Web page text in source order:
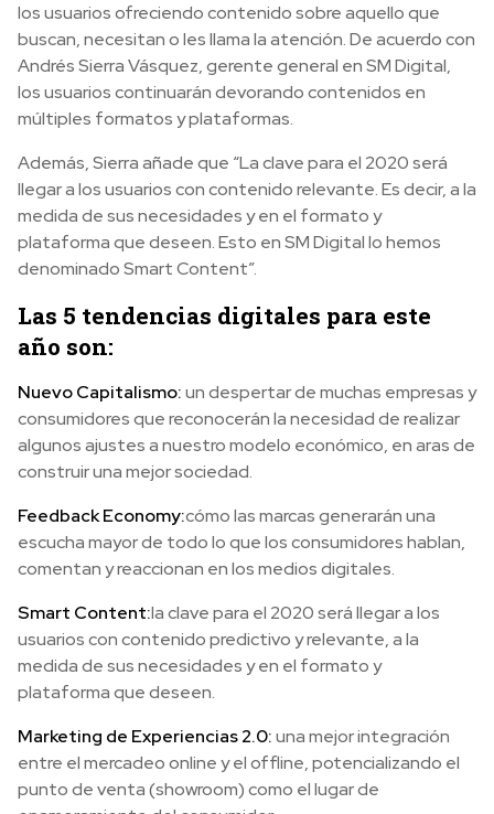
los usuarios ofreciendo contenido sobre aquello que
buscan, necesitan o les llama la atención. De acuerdo con
Andrés Sierra Vásquez, gerente general en SM Digital,
los usuarios continuarán devorando contenidos en
múltiples formatos y plataformas.
Además, Sierra añade que “La clave para el 2020 será
llegar a los usuarios con contenido relevante. Es decir, a la
medida de sus necesidades y en el formato y
plataforma que deseen. Esto en SM Digital lo hemos
denominado Smart Content”.
Las 5 tendencias digitales para este
año son:
Nuevo Capitalismo:un despertar de muchas empresas y
consumidores que reconocerán la necesidad de realizar
algunos ajustes a nuestro modelo económico, en aras de
construir una mejor sociedad.
Feedback Economy:cómo las marcas generarán una
escucha mayor de todo lo que los consumidores hablan,
comentan y reaccionan en los medios digitales.
Smart Content:la clave para el 2020 será llegar a los
usuarios con contenido predictivo y relevante, a la
medida de sus necesidades y en el formato y
plataforma que deseen.
Marketing de Experiencias 2.0:una mejor integración
entre el mercadeo online y el offline, potencializando el
punto de venta (showroom) como el lugar de